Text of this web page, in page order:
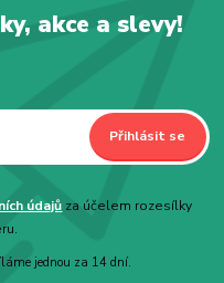
akce a slevy!
Přihlásit se
údajů za účelem rozesílky
jednou za 14 dní.